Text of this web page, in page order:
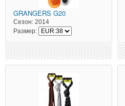
GRANGERS G20
Сезон: 2014
Размер: